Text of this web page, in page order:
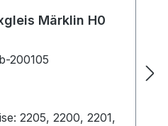
Märklin H0
200105
2205, 2200, 2201,